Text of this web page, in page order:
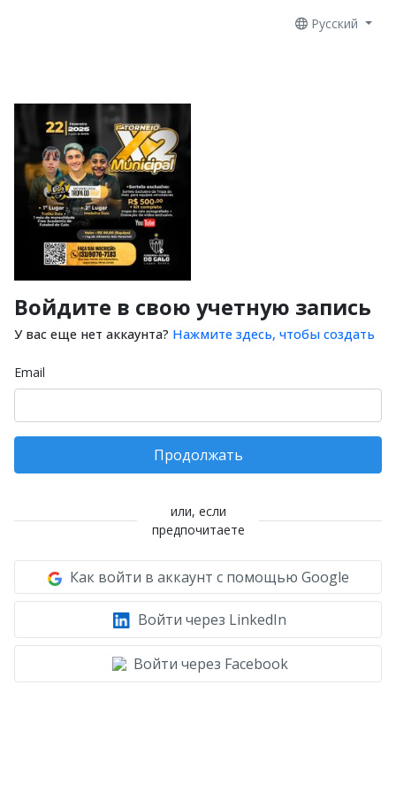
Русский
Войдите в свою учетную запись
У вас еще нет аккаунта? Нажмите здесь, чтобы создать
Email
Продолжать
или, если
предпочитаете
Как войти в аккаунт с помощью Google
Войти через LinkedIn
Войти через Facebook